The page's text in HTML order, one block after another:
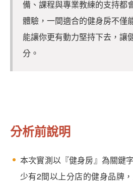
備、課程與專業教練的支持都
體驗，一間適合的健身房不僅
能讓你更有動力堅持下去，讓
分。
分析前說明
本次實測以『健身房』為關鍵
少有2間以上分店的健身品牌